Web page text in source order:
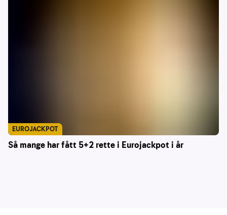
Så mange har fått 5+2 rette i Eurojackpot i år
EUROJACKPOT